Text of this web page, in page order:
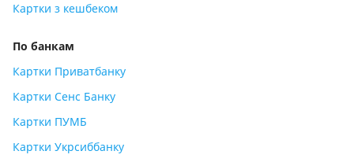
Картки з кешбеком
По банкам
Картки Приватбанку
Картки Сенс Банку
Картки ПУМБ
Картки Укрсиббанку